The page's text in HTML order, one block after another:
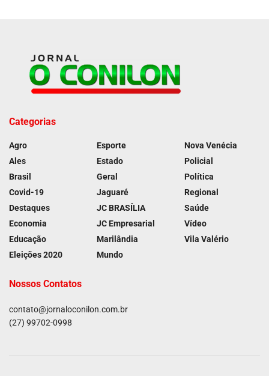
Categorias
Agro
Ales
Brasil
Covid-19
Destaques
Economia
Educação
Eleições 2020
Esporte
Estado
Geral
Jaguaré
JC BRASÍLIA
JC Empresarial
Marilândia
Mundo
Nova Venécia
Policial
Política
Regional
Saúde
Vídeo
Vila Valério
Nossos Contatos
contato@jornaloconilon.com.br
(27) 99702-0998